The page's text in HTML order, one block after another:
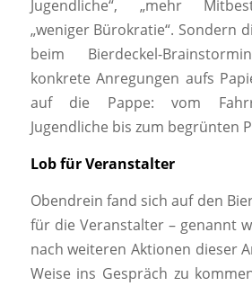
Jugendliche“, „mehr
„weniger Bürokratie“. Sondern
beim Bierdeckel-
konkrete Anregungen aufs
auf die Pappe: vom
Jugendliche bis zum begrünten
Lob für Veranstalter
Obendrein fand sich auf den
für die Veranstalter – genannt
nach weiteren Aktionen dieser
Weise ins Gespräch zu